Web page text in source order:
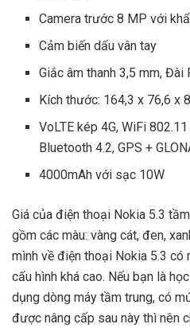
Camera trước 8 MP với
Cảm biến dấu vân tay
Giắc âm thanh 3,5 mm, Đài
Kích thước: 164,3 x 76,6 x
VoLTE kép 4G, WiFi
Bluetooth 4.2, GPS +
4000mAh với sạc 10W
Giá của điện thoại Nokia 5.3
gồm các màu: vàng cát, đen,
mình về điện thoại Nokia 5.3 có
cấu hình khá cao. Nếu bạn là
dụng dòng máy tầm trung, có
được nâng cấp sau này thì nên